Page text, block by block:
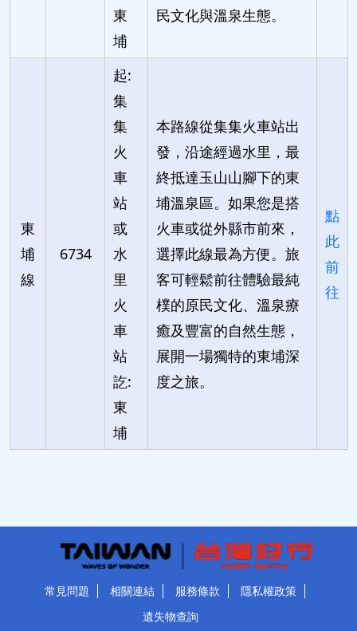
東
埔
民文化與溫泉生態。
東
埔
線
6734
起:
集
集
火
車
站
或
水
里
火
車
站
訖:
東
埔
本路線從集集火車站出
發，沿途經過水里，最
終抵達玉山山腳下的東
埔溫泉區。如果您是搭
火車或從外縣市前來，
選擇此線最為方便。旅
客可輕鬆前往體驗最純
樸的原民文化、溫泉療
癒及豐富的自然生態，
展開一場獨特的東埔深
度之旅。
點
此
前
往
常見問題 相關連結 服務條款
隱私權政策
遺失物查詢